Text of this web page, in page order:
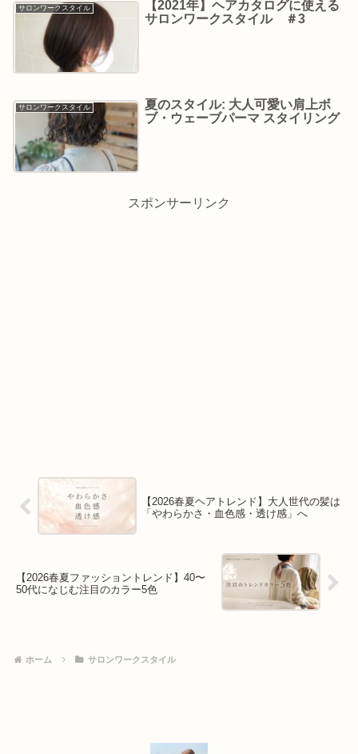
サロンワークスタイル
【2021年】ヘアカタログに使える
サロンワークスタイル ＃3
サロンワークスタイル
夏のスタイル: 大人可愛い肩上ボ
ブ・ウェーブパーマ スタイリング
スポンサーリンク
【2026春夏ヘアトレンド】大人世代の髪は
「やわらかさ・血色感・透け感」へ
【2026春夏ファッショントレンド】40〜
50代になじむ注目のカラー5色
ホーム サロンワークスタイル